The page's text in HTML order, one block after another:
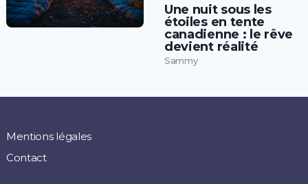
Une nuit sous les
étoiles en tente
canadienne : le rêve
devient réalité
Sammy
Mentions légales
Contact